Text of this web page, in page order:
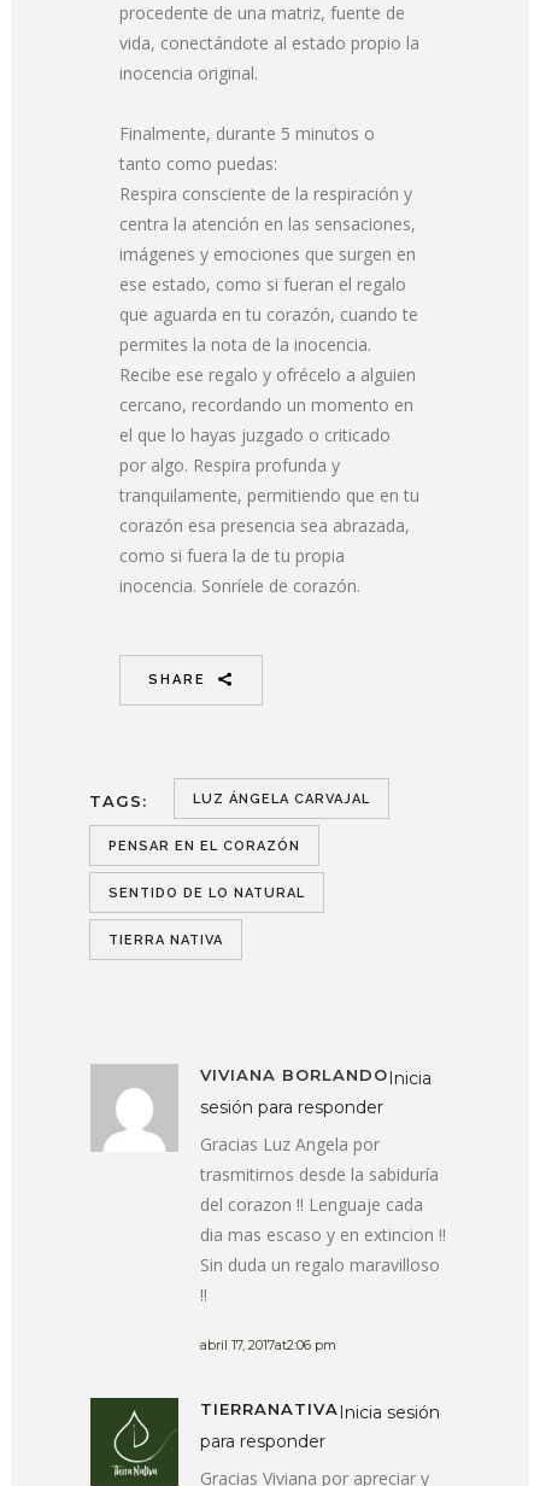
procedente de una matriz, fuente de
vida, conectándote al estado propio la
inocencia original.
Finalmente, durante 5 minutos o
tanto como puedas:
Respira consciente de la respiración y
centra la atención en las sensaciones,
imágenes y emociones que surgen en
ese estado, como si fueran el regalo
que aguarda en tu corazón, cuando te
permites la nota de la inocencia.
Recibe ese regalo y ofrécelo a alguien
cercano, recordando un momento en
el que lo hayas juzgado o criticado
por algo. Respira profunda y
tranquilamente, permitiendo que en tu
corazón esa presencia sea abrazada,
como si fuera la de tu propia
inocencia. Sonríele de corazón.
SHARE
TAGS: LUZ ÁNGELA CARVAJAL
PENSAR EN EL CORAZÓN
SENTIDO DE LO NATURAL
TIERRA NATIVA
VIVIANA BORLANDO Inicia
sesión para responder
Gracias Luz Angela por
trasmitirnos desde la sabiduría
del corazon !! Lenguaje cada
dia mas escaso y en extincion !!
Sin duda un regalo maravilloso
!!
abril 17, 2017at2:06 pm
TIERRANATIVA Inicia sesión
para responder
Gracias Viviana por apreciar y